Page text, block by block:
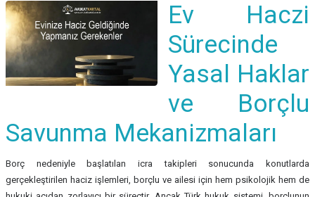
Ev Haczi
Sürecinde
Yasal Haklar
ve Borçlu
Savunma Mekanizmaları
Borç nedeniyle başlatılan icra takipleri sonucunda konutlarda
gerçekleştirilen haciz işlemleri, borçlu ve ailesi için hem psikolojik hem de